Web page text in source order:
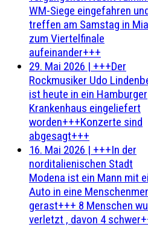
WM-Siege eingefahren
treffen am Samstag in
zum Viertelfinale
aufeinander+++
29. Mai 2026 | +++Der
Rockmusiker Udo
ist heute in ein Hamburger
Krankenhaus eingeliefert
worden+++Konzerte sind
abgesagt+++
16. Mai 2026 | +++In der
norditalienischen Stadt
Modena ist ein Mann mit
Auto in eine
gerast+++ 8 Menschen
verletzt , davon 4